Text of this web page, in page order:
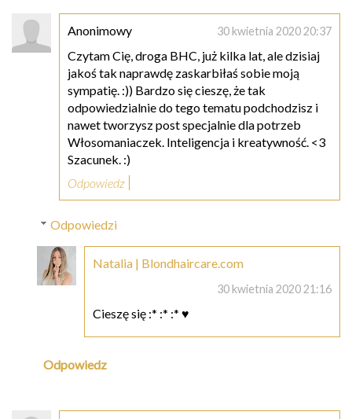
Anonimowy 30 kwietnia 2020 20:37
Czytam Cię, droga BHC, już kilka lat, ale dzisiaj
jakoś tak naprawdę zaskarbiłaś sobie moją
sympatię. :)) Bardzo się cieszę, że tak
odpowiedzialnie do tego tematu podchodzisz i
nawet tworzysz post specjalnie dla potrzeb
Włosomaniaczek. Inteligencja i kreatywność. <3
Szacunek. :)
Odpowiedz
Odpowiedzi
Natalia | Blondhaircare.com
30 kwietnia 2020 21:16
Cieszę się :* :* :* ♥
Odpowiedz